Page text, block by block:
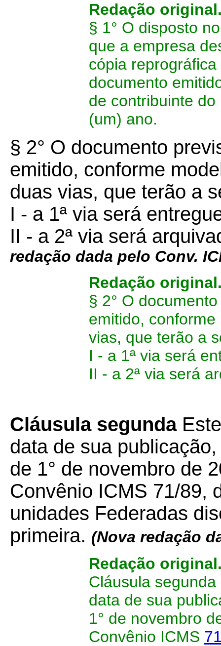
Redação
§ 1° O disposto
que a empresa
cópia
documento
de contribuinte
(um) ano.
§ 2° O documento
emitido, conforme
duas vias, que terão a
I - a 1ª via será
II - a 2ª via será
redação dada pelo Conv.
Redação
§ 2° O
emitido,
vias, que terão a
I - a 1ª via será
II - a 2ª via será
Cláusula segunda
data de sua
de 1° de novembro de
Convênio ICMS 71/89,
unidades Federadas
primeira. (Nova redação
Redação
Cláusula
data de sua
1° de novembro
Convênio ICMS